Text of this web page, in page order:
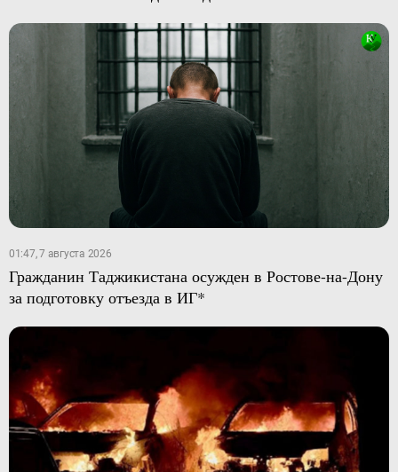
01:47, 7 августа 2026
Гражданин Таджикистана осужден в Ростове-на-Дону
за подготовку отъезда в ИГ*